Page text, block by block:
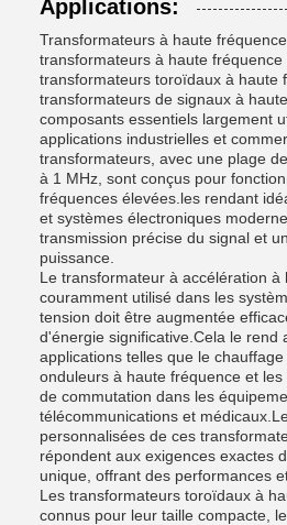
Applications:
Transformateurs à haute
transformateurs à haute fréquence
transformateurs toroïdaux à haute
transformateurs de signaux à
composants essentiels largement
applications industrielles et
transformateurs, avec une plage
à 1 MHz, sont conçus pour
fréquences élevées.les rendant
et systèmes électroniques
transmission précise du signal et
puissance.
Le transformateur à accélération à
couramment utilisé dans les
tension doit être augmentée
d'énergie significative.Cela le rend
applications telles que le
onduleurs à haute fréquence et
de commutation dans les
télécommunications et
personnalisées de ces
répondent aux exigences exactes
unique, offrant des performances
Les transformateurs toroïdaux à
connus pour leur taille compacte,